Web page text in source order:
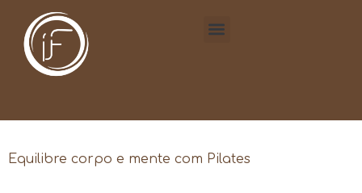
Equilibre corpo e mente com Pilates